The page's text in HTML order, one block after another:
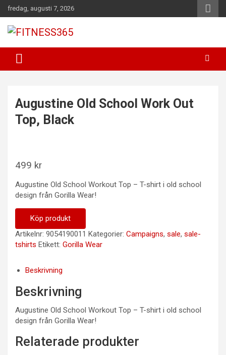
Hoppa
till
innehåll
fredag, augusti 7, 2026
FITNESS365
Augustine Old School Work Out
Top, Black
499 kr
Augustine Old School Workout Top – T-shirt i old school
design från Gorilla Wear!
Köp produkt
Artikelnr: 9054190011 Kategorier: Campaigns, sale, sale-
tshirts Etikett: Gorilla Wear
Beskrivning
Beskrivning
Augustine Old School Workout Top – T-shirt i old school
design från Gorilla Wear!
Relaterade produkter